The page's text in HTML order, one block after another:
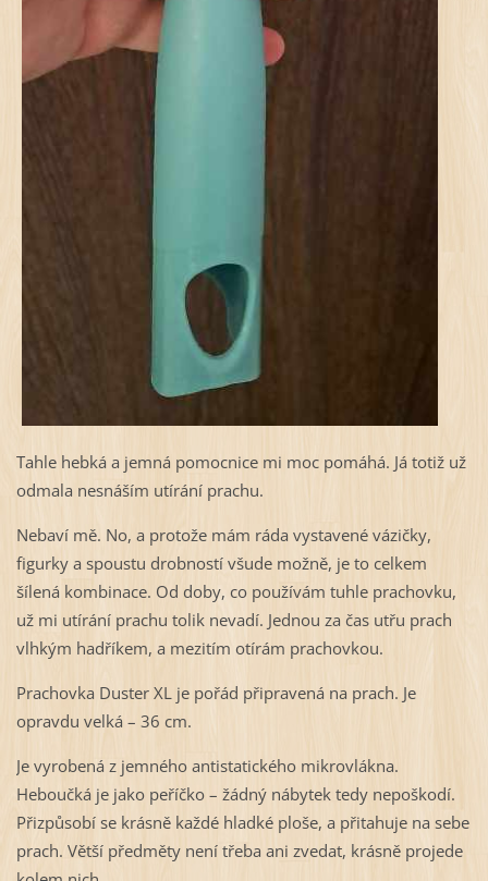
Tahle hebká a jemná pomocnice mi moc pomáhá. Já totiž už
odmala nesnáším utírání prachu.
Nebaví mě. No, a protože mám ráda vystavené vázičky,
figurky a spoustu drobností všude možně, je to celkem
šílená kombinace. Od doby, co používám tuhle prachovku,
už mi utírání prachu tolik nevadí. Jednou za čas utřu prach
vlhkým hadříkem, a mezitím otírám prachovkou.
Prachovka Duster XL je pořád připravená na prach. Je
opravdu velká – 36 cm.
Je vyrobená z jemného antistatického mikrovlákna.
Heboučká je jako peříčko – žádný nábytek tedy nepoškodí.
Přizpůsobí se krásně každé hladké ploše, a přitahuje na sebe
prach. Větší předměty není třeba ani zvedat, krásně projede